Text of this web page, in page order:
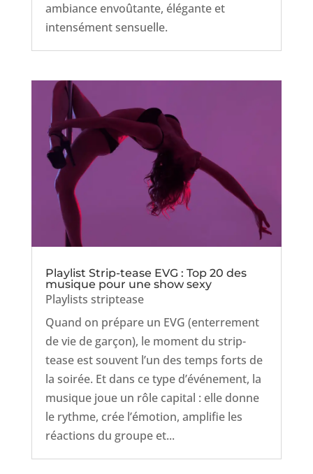
ambiance envoûtante, élégante et
intensément sensuelle.
Playlist Strip-tease EVG : Top 20 des
musique pour une show sexy
Playlists striptease
Quand on prépare un EVG (enterrement
de vie de garçon), le moment du strip-
tease est souvent l’un des temps forts de
la soirée. Et dans ce type d’événement, la
musique joue un rôle capital : elle donne
le rythme, crée l’émotion, amplifie les
réactions du groupe et...